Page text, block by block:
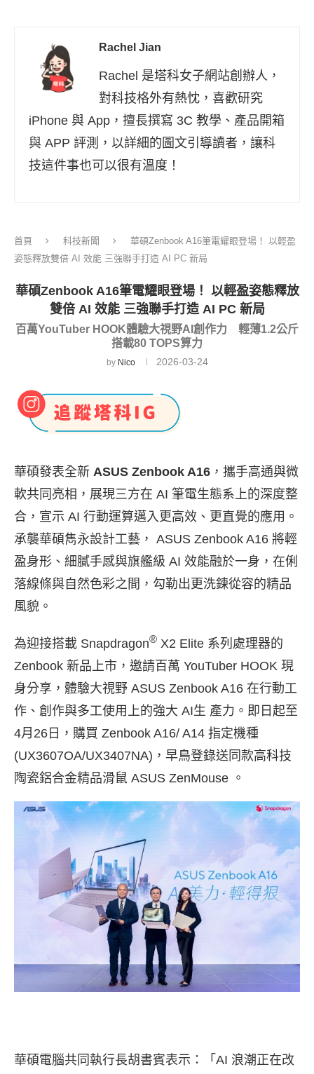
Rachel Jian
Rachel 是塔科女子網站創辦人，
對科技格外有熱忱，喜歡研究
iPhone 與 App，擅長撰寫 3C 教學、產品開箱
與 APP 評測，以詳細的圖文引導讀者，讓科
技這件事也可以很有溫度！
首頁 科技新聞
華碩Zenbook A16筆電耀眼登場！ 以輕盈
姿態釋放雙倍 AI 效能 三強聯手打造 AI PC 新局
華碩Zenbook A16筆電耀眼登場！ 以輕盈姿態釋放
雙倍 AI 效能 三強聯手打造 AI PC 新局
百萬YouTuber HOOK體驗大視野AI創作力 輕薄1.2公斤
搭載80 TOPS算力
by Nico 2026-03-24
華碩發表全新 ASUS Zenbook A16 ，攜手高通與微
軟共同亮相，展現三方在 AI 筆電生態系上的深度整
合，宣示 AI 行動運算邁入更高效、更直覺的應用。
承襲華碩雋永設計工藝， ASUS Zenbook A16 將輕
盈身形、細膩手感與旗艦級 AI 效能融於一身，在俐
落線條與自然色彩之間，勾勒出更洗鍊從容的精品
風貌。
為迎接搭載 Snapdragon® X2 Elite 系列處理器的
Zenbook 新品上市，邀請百萬 YouTuber HOOK 現
身分享，體驗大視野 ASUS Zenbook A16 在行動工
作、創作與多工使用上的強大 AI生 產力。即日起至
4月26日，購買 Zenbook A16/ A14 指定機種
(UX3607OA/UX3407NA)，早鳥登錄送同款高科技
陶瓷鋁合金精品滑鼠 ASUS ZenMouse 。
華碩電腦共同執行長胡書賓表示：「AI 浪潮正在改